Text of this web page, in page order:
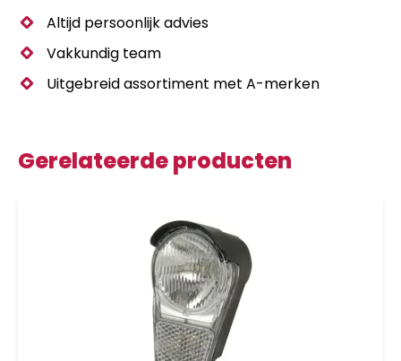
Altijd persoonlijk advies
Vakkundig team
Uitgebreid assortiment met A-merken
Gerelateerde producten